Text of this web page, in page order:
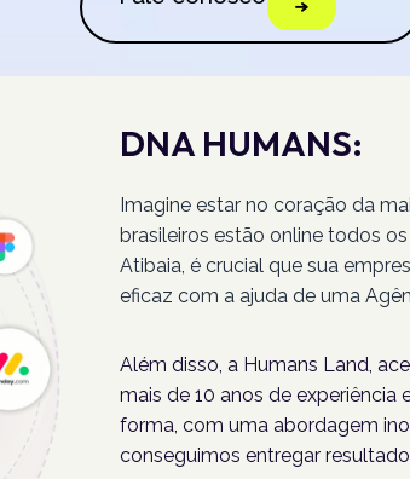
DNA HUMANS:
Imagine estar no coração da
brasileiros estão online todos
Atibaia, é crucial que sua
eficaz com a ajuda de uma
Além disso, a Humans Land,
mais de 10 anos de experiência
forma, com uma abordagem
conseguimos entregar